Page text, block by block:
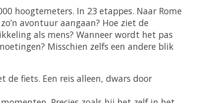
hoogtemeters. In 23 etappes. Naar Rome
avontuur aangaan? Hoe ziet de
als mens? Wanneer wordt het pas
Misschien zelfs een andere blik
fiets. Een reis alleen, dwars door